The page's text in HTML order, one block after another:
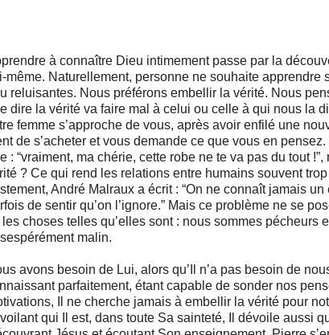
à connaître Dieu intimement passe par la
même. Naturellement, personne ne souhaite apprendre
reluisantes. Nous préférons embellir la vérité. Nous
dire la vérité va faire mal à celui ou celle à qui nous la
femme s’approche de vous, après avoir enfilé une
de s’acheter et vous demande ce que vous en
: “vraiment, ma chérie, cette robe ne te va pas du tout !”,
? Ce qui rend les relations entre humains souvent
André Malraux a écrit : “On ne connaît jamais
de sentir qu’on l’ignore.” Mais ce problème ne se
les choses telles qu’elles sont : nous sommes pécheurs
malin.
avons besoin de Lui, alors qu’Il n’a pas besoin de
parfaitement, étant capable de sonder nos
Il ne cherche jamais à embellir la vérité pour
qui Il est, dans toute Sa sainteté, Il dévoile aussi